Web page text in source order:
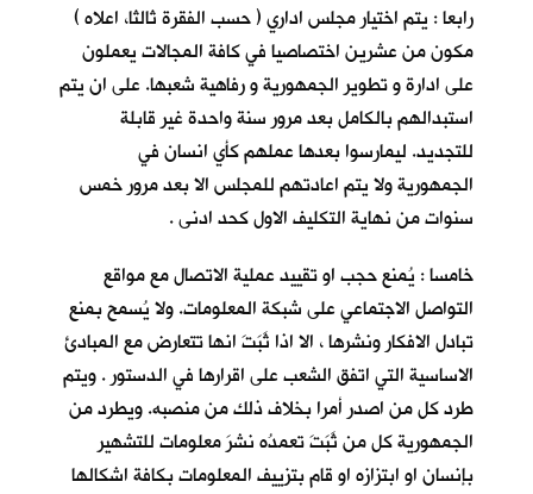
رابعا : يتم اختيار مجلس اداري ( حسب الفقرة ثالثا، اعلاه )
مكون من عشرين اختصاصيا في كافة المجالات يعملون
على ادارة و تطوير الجمهورية و رفاهية شعبها. على ان يتم
استبدالهم بالكامل بعد مرور سنة واحدة غير قابلة
للتجديد. ليمارسوا بعدها عملهم كأي انسان في
الجمهورية ولا يتم اعادتهم للمجلس الا بعد مرور خمس
سنوات من نهاية التكليف الاول كحد ادنى .
خامسا : يُمنع حجب او تقييد عملية الاتصال مع مواقع
التواصل الاجتماعي على شبكة المعلومات. ولا يُسمح بمنع
تبادل الافكار ونشرها ، الا اذا ثَبَتَ انها تتعارض مع المبادئ
الاساسية التي اتفق الشعب على اقرارها في الدستور . ويتم
طرد كل من اصدر أمرا بخلاف ذلك من منصبه. ويطرد من
الجمهورية كل من ثَبَتَ تعمدُه نشرَ معلومات للتشهير
بإنسان او ابتزازه او قام بتزييف المعلومات بكافة اشكالها